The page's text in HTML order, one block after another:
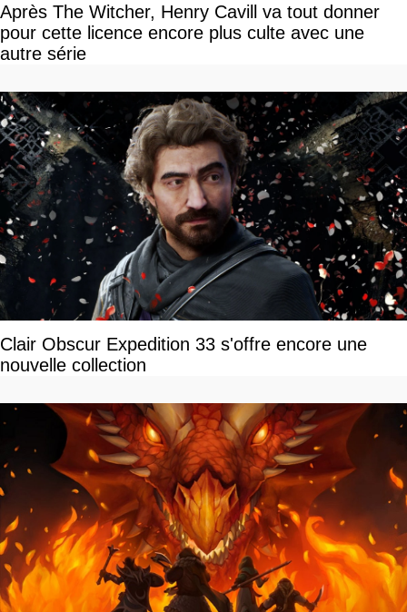
Après The Witcher, Henry Cavill va tout donner
pour cette licence encore plus culte avec une
autre série
Clair Obscur Expedition 33 s'offre encore une
nouvelle collection